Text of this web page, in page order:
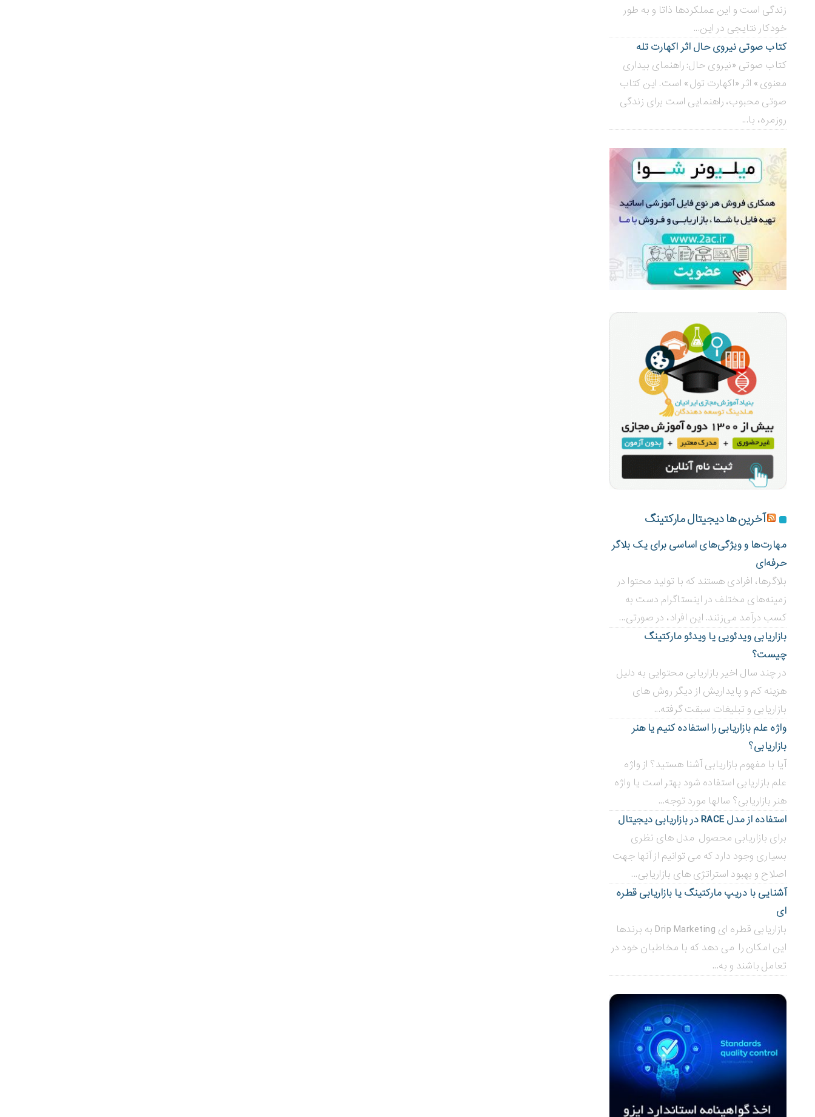
زندگی است و این عملکردها ذاتا و به طور
خودکار نتایجی در این...
کتاب صوتی نیروی حال اثر اکهارت تله
کتاب صوتی «نیروی حال: راهنمای بیداری
معنوی» اثر «اکهارت تول» است. این کتاب
صوتی محبوب، راهنمایی است برای زندگی
روزمره، با...
آخرین ها دیجیتال مارکتینگ
مهارت‌ها و ویژگی‌های اساسی برای یک بلاگر
حرفه‌ای
بلاگر‌ها، افرادی هستند که با تولید محتوا در
زمینه‌های مختلف در اینستاگرام دست به
کسب درآمد می‌زنند. این افراد، در صورتی...
بازاریابی ویدئویی ‌یا ویدئو مارکتینگ
چیست؟
در چند سال اخیر بازاریابی محتوایی به دلیل
هزینه کم و پایداریش از دیگر روش های
بازاریابی و تبلیغات سبقت گرفته...
واژه علم بازاریابی را استفاده کنیم یا هنر
بازاریابی؟
آیا با مفهوم بازاریابی آشنا هستید؟ از واژه
علم بازاریابی استفاده شود بهتر است یا واژه
هنر بازاریابی؟ سالها مورد توجه...
استفاده از مدل RACE در بازاریابی دیجیتال
برای بازاریابی محصول مدل های نظری
بسیاری وجود دارد که می توانیم از آنها جهت
اصلاح و بهبود استراتژی های بازاریابی...
آشنایی با دریپ مارکتینگ یا بازاریابی قطره
ای
بازاریابی قطره ای Drip Marketing به برندها
این امکان را می دهد که با مخاطبان خود در
تعامل باشند و به...